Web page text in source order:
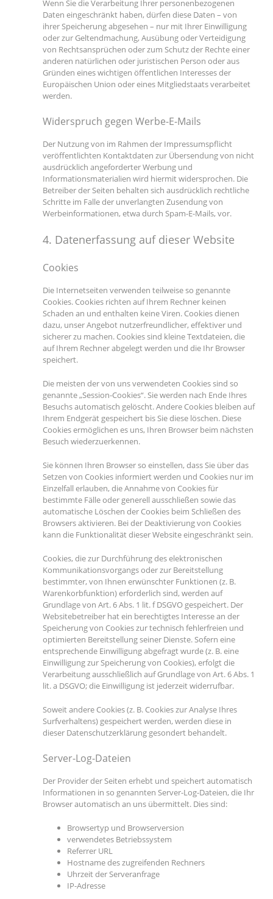
Wenn Sie die Verarbeitung Ihrer personenbezogenen
Daten eingeschränkt haben, dürfen diese Daten – von
ihrer Speicherung abgesehen – nur mit Ihrer Einwilligung
oder zur Geltendmachung, Ausübung oder Verteidigung
von Rechtsansprüchen oder zum Schutz der Rechte einer
anderen natürlichen oder juristischen Person oder aus
Gründen eines wichtigen öffentlichen Interesses der
Europäischen Union oder eines Mitgliedstaats verarbeitet
werden.
Widerspruch gegen Werbe-E-Mails
Der Nutzung von im Rahmen der Impressumspflicht
veröffentlichten Kontaktdaten zur Übersendung von nicht
ausdrücklich angeforderter Werbung und
Informationsmaterialien wird hiermit widersprochen. Die
Betreiber der Seiten behalten sich ausdrücklich rechtliche
Schritte im Falle der unverlangten Zusendung von
Werbeinformationen, etwa durch Spam-E-Mails, vor.
4. Datenerfassung auf dieser Website
Cookies
Die Internetseiten verwenden teilweise so genannte
Cookies. Cookies richten auf Ihrem Rechner keinen
Schaden an und enthalten keine Viren. Cookies dienen
dazu, unser Angebot nutzerfreundlicher, effektiver und
sicherer zu machen. Cookies sind kleine Textdateien, die
auf Ihrem Rechner abgelegt werden und die Ihr Browser
speichert.
Die meisten der von uns verwendeten Cookies sind so
genannte „Session-Cookies“. Sie werden nach Ende Ihres
Besuchs automatisch gelöscht. Andere Cookies bleiben auf
Ihrem Endgerät gespeichert bis Sie diese löschen. Diese
Cookies ermöglichen es uns, Ihren Browser beim nächsten
Besuch wiederzuerkennen.
Sie können Ihren Browser so einstellen, dass Sie über das
Setzen von Cookies informiert werden und Cookies nur im
Einzelfall erlauben, die Annahme von Cookies für
bestimmte Fälle oder generell ausschließen sowie das
automatische Löschen der Cookies beim Schließen des
Browsers aktivieren. Bei der Deaktivierung von Cookies
kann die Funktionalität dieser Website eingeschränkt sein.
Cookies, die zur Durchführung des elektronischen
Kommunikationsvorgangs oder zur Bereitstellung
bestimmter, von Ihnen erwünschter Funktionen (z. B.
Warenkorbfunktion) erforderlich sind, werden auf
Grundlage von Art. 6 Abs. 1 lit. f DSGVO gespeichert. Der
Websitebetreiber hat ein berechtigtes Interesse an der
Speicherung von Cookies zur technisch fehlerfreien und
optimierten Bereitstellung seiner Dienste. Sofern eine
entsprechende Einwilligung abgefragt wurde (z. B. eine
Einwilligung zur Speicherung von Cookies), erfolgt die
Verarbeitung ausschließlich auf Grundlage von Art. 6 Abs. 1
lit. a DSGVO; die Einwilligung ist jederzeit widerrufbar.
Soweit andere Cookies (z. B. Cookies zur Analyse Ihres
Surfverhaltens) gespeichert werden, werden diese in
dieser Datenschutzerklärung gesondert behandelt.
Server-Log-Dateien
Der Provider der Seiten erhebt und speichert automatisch
Informationen in so genannten Server-Log-Dateien, die Ihr
Browser automatisch an uns übermittelt. Dies sind:
Browsertyp und Browserversion
verwendetes Betriebssystem
Referrer URL
Hostname des zugreifenden Rechners
Uhrzeit der Serveranfrage
IP-Adresse